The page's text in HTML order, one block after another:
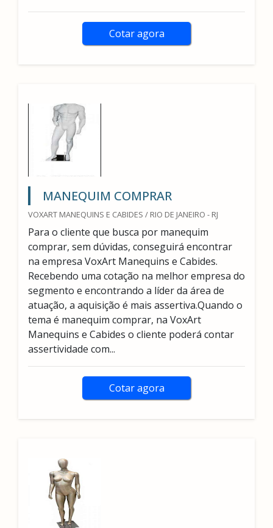
Cotar agora
MANEQUIM COMPRAR
VOXART MANEQUINS E CABIDES / RIO DE JANEIRO - RJ
Para o cliente que busca por manequim
comprar, sem dúvidas, conseguirá encontrar
na empresa VoxArt Manequins e Cabides.
Recebendo uma cotação na melhor empresa do
segmento e encontrando a líder da área de
atuação, a aquisição é mais assertiva.Quando o
tema é manequim comprar, na VoxArt
Manequins e Cabides o cliente poderá contar
assertividade com...
Cotar agora